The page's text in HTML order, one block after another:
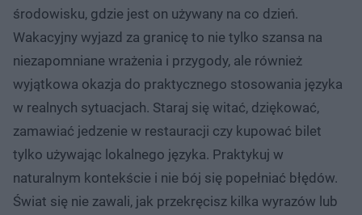
środowisku, gdzie jest on używany na co dzień.
Wakacyjny wyjazd za granicę to nie tylko szansa na
niezapomniane wrażenia i przygody, ale również
wyjątkowa okazja do praktycznego stosowania języka
w realnych sytuacjach. Staraj się witać, dziękować,
zamawiać jedzenie w restauracji czy kupować bilet
tylko używając lokalnego języka. Praktykuj w
naturalnym kontekście i nie bój się popełniać błędów.
Świat się nie zawali, jak przekręcisz kilka wyrazów lub